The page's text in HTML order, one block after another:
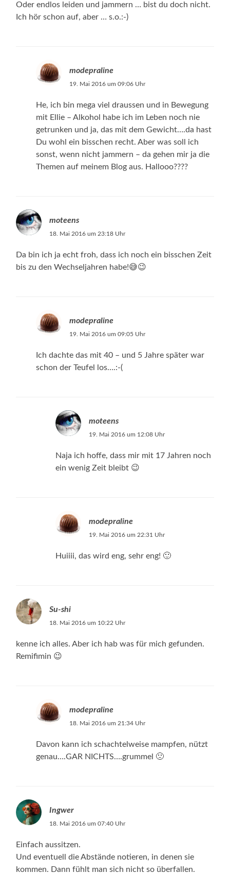
Oder endlos leiden und jammern … bist du doch nicht.
Ich hör schon auf, aber … s.o.:-)
modepraline
19. Mai 2016 um 09:06 Uhr
He, ich bin mega viel draussen und in Bewegung
mit Ellie – Alkohol habe ich im Leben noch nie
getrunken und ja, das mit dem Gewicht….da hast
Du wohl ein bisschen recht. Aber was soll ich
sonst, wenn nicht jammern – da gehen mir ja die
Themen auf meinem Blog aus. Hallooo????
moteens
18. Mai 2016 um 23:18 Uhr
Da bin ich ja echt froh, dass ich noch ein bisschen Zeit
bis zu den Wechseljahren habe!😅😉
modepraline
19. Mai 2016 um 09:05 Uhr
Ich dachte das mit 40 – und 5 Jahre später war
schon der Teufel los….:-(
moteens
19. Mai 2016 um 12:08 Uhr
Naja ich hoffe, dass mir mit 17 Jahren noch
ein wenig Zeit bleibt 😉
modepraline
19. Mai 2016 um 22:31 Uhr
Huiiii, das wird eng, sehr eng! 🙂
Su-shi
18. Mai 2016 um 10:22 Uhr
kenne ich alles. Aber ich hab was für mich gefunden.
Remifimin 😉
modepraline
18. Mai 2016 um 21:34 Uhr
Davon kann ich schachtelweise mampfen, nützt
genau….GAR NICHTS….grummel 🙁
Ingwer
18. Mai 2016 um 07:40 Uhr
Einfach aussitzen.
Und eventuell die Abstände notieren, in denen sie
kommen. Dann fühlt man sich nicht so überfallen.